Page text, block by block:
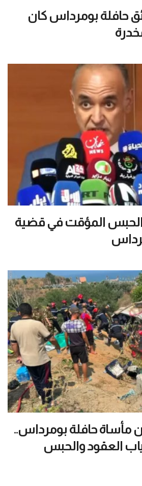
حافلة بومرداس كان
الحبس المؤقت في قضية
مأساة حافلة بومرداس..
العقود والحبس